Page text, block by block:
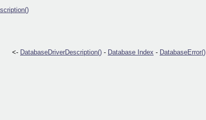
<- DatabaseDriverDescription() - Database Index - DatabaseError()